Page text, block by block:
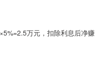
万元，扣除利息后净赚